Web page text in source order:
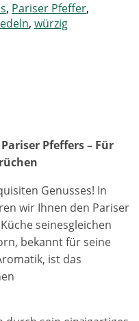
, Pariser Pfeffer,
, würzig
Pfeffers – Für
Genusses! In
wir Ihnen den Pariser
seinesgleichen
bekannt für seine
ist das